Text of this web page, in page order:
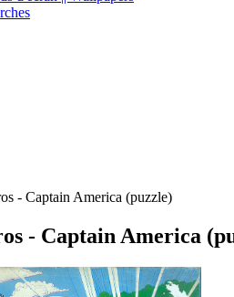
- Captain America (puzzle)
- Captain America